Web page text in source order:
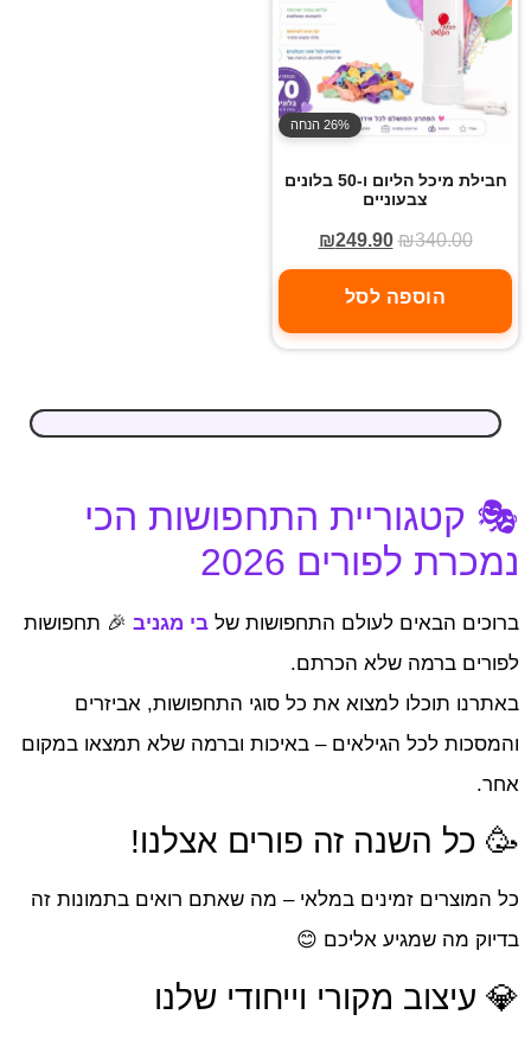
26% הנחה
חבילת מיכל הליום ו-50 בלונים
צבעוניים
₪340.00
₪249.90
הוספה לסל
🎭 קטגוריית התחפושות הכי
נמכרת לפורים 2026
ברוכים הבאים לעולם התחפושות של בי מגניב 🎉 תחפושות
לפורים ברמה שלא הכרתם.
באתרנו תוכלו למצוא את כל סוגי התחפושות, אביזרים
והמסכות לכל הגילאים – באיכות וברמה שלא תמצאו במקום
אחר.
🥳 כל השנה זה פורים אצלנו!
כל המוצרים זמינים במלאי – מה שאתם רואים בתמונות זה
בדיוק מה שמגיע אליכם 😊
💎 עיצוב מקורי וייחודי שלנו